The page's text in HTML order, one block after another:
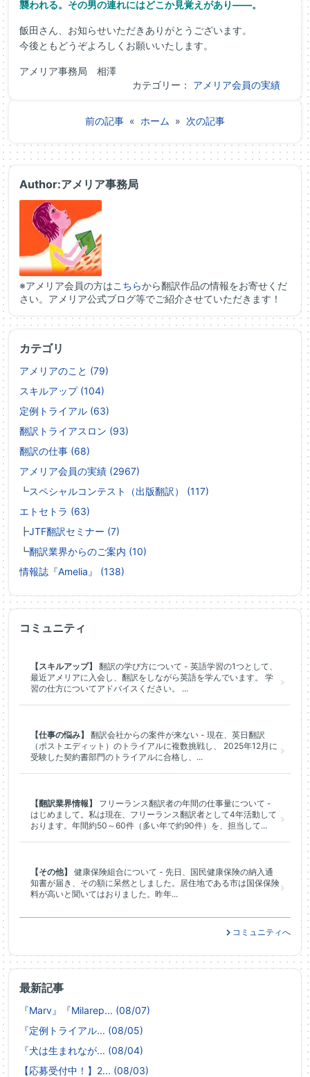
襲われる。その男の連れにはどこか見覚えがあり――。
飯田さん、お知らせいただきありがとうございます。
今後ともどうぞよろしくお願いいたします。
アメリア事務局 相澤
カテゴリー： アメリア会員の実績
前の記事 « ホーム » 次の記事
Author:アメリア事務局
※アメリア会員の方はこちらから翻訳作品の情報をお寄せくだ
さい。アメリア公式ブログ等でご紹介させていただきます！
カテゴリ
アメリアのこと (79)
スキルアップ (104)
定例トライアル (63)
翻訳トライアスロン (93)
翻訳の仕事 (68)
アメリア会員の実績 (2967)
┗スペシャルコンテスト（出版翻訳） (117)
エトセトラ (63)
┣JTF翻訳セミナー (7)
┗翻訳業界からのご案内 (10)
情報誌『Amelia』 (138)
最新記事
『Marv』『Milarep... (08/07)
『定例トライアル... (08/05)
『犬は生まれなが... (08/04)
【応募受付中！】2... (08/03)
コミュニティ
【スキルアップ】
翻訳の学び方について - 英語学習の1つとして、
最近アメリアに入会し、翻訳をしながら英語を学んでいます。 学
習の仕方についてアドバイスください。 ...
【仕事の悩み】
翻訳会社からの案件が来ない - 現在、英日翻訳
（ポストエディット）のトライアルに複数挑戦し、 2025年12月に
受験した契約書部門のトライアルに合格し、...
【翻訳業界情報】
フリーランス翻訳者の年間の仕事量について -
はじめまして。私は現在、フリーランス翻訳者として4年活動して
おります。年間約50～60件（多い年で約90件）を、担当して...
【その他】
健康保険組合について - 先日、国民健康保険の納入通
知書が届き、その額に呆然としました。居住地である市は国保保険
料が高いと聞いてはおりました。昨年...
コミュニティへ